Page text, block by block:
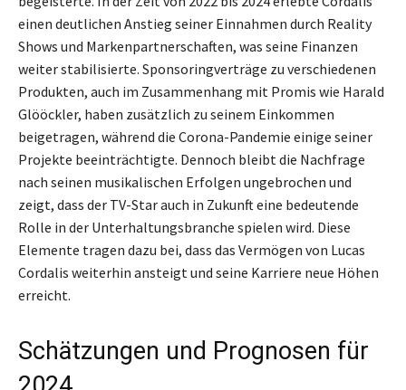
einen deutlichen Anstieg seiner Einnahmen durch Reality
Shows und Markenpartnerschaften, was seine Finanzen
weiter stabilisierte. Sponsoringverträge zu verschiedenen
Produkten, auch im Zusammenhang mit Promis wie Harald
Glööckler, haben zusätzlich zu seinem Einkommen
beigetragen, während die Corona-Pandemie einige seiner
Projekte beeinträchtigte. Dennoch bleibt die Nachfrage
nach seinen musikalischen Erfolgen ungebrochen und
zeigt, dass der TV-Star auch in Zukunft eine bedeutende
Rolle in der Unterhaltungsbranche spielen wird. Diese
Elemente tragen dazu bei, dass das Vermögen von Lucas
Cordalis weiterhin ansteigt und seine Karriere neue Höhen
erreicht.
Schätzungen und Prognosen für